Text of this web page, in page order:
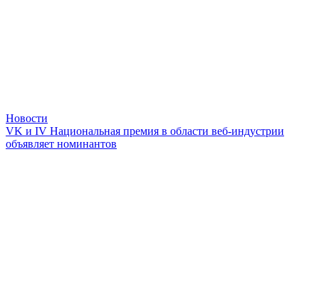
Новости
VK и IV Национальная премия в области веб-индустрии
объявляет номинантов